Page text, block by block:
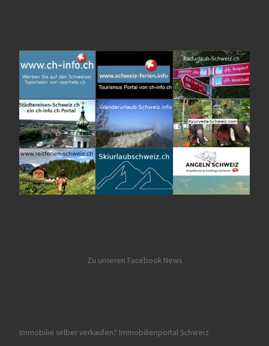
Zu unseren Facebook News
Immobilie selber verkaufen? Immobilienportal Schweiz